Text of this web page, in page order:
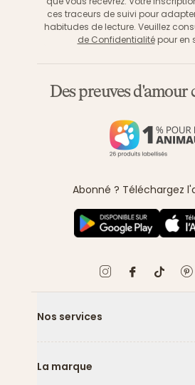
ces traceurs de suivi pour
habitudes de lecture. Veuillez
de Confidentialitépour en
Des preuves d'amour
Abonné ? Téléchargez
Nos services
La marque